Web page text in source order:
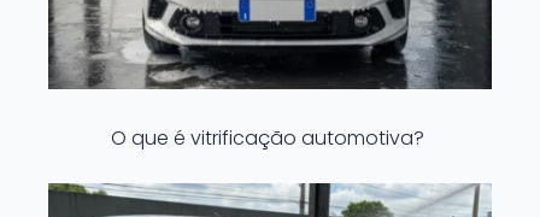
O que é vitrificação automotiva?